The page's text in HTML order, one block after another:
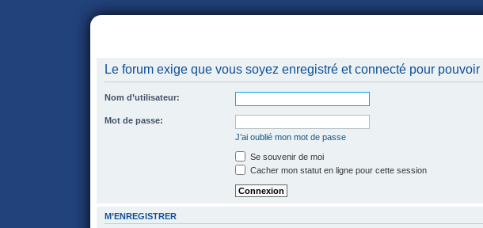
Le forum exige que vous soyez enregistré et connecté pour
Nom d’utilisateur:
Mot de passe:
J’ai oublié mon mot de passe
Se souvenir de moi
Cacher mon statut en ligne pour cette session
M’ENREGISTRER